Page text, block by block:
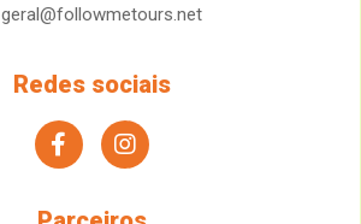
geral@followmetours.net
Redes sociais
facebookinstagram